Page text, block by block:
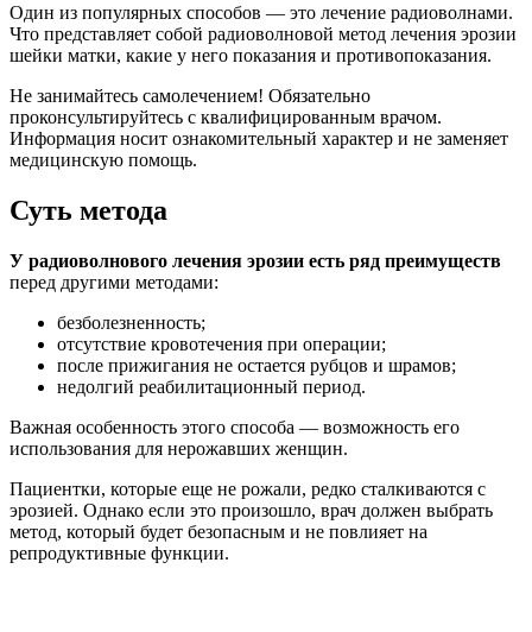
Один из популярных способов — это лечение радиоволнами.
Что представляет собой радиоволновой метод лечения эрозии
шейки матки, какие у него показания и противопоказания.
Не занимайтесь самолечением! Обязательно
проконсультируйтесь с квалифицированным врачом.
Информация носит ознакомительный характер и не заменяет
медицинскую помощь.
Суть метода
У радиоволнового лечения эрозии есть ряд преимуществ
перед другими методами:
безболезненность;
отсутствие кровотечения при операции;
после прижигания не остается рубцов и шрамов;
недолгий реабилитационный период.
Важная особенность этого способа — возможность его
использования для нерожавших женщин.
Пациентки, которые еще не рожали, редко сталкиваются с
эрозией. Однако если это произошло, врач должен выбрать
метод, который будет безопасным и не повлияет на
репродуктивные функции.